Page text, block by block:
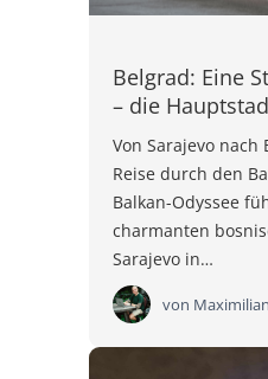
Belgrad: Eine
– die
Von Sarajevo nach
Reise durch den
Balkan-Odyssee
charmanten
Sarajevo in…
von Maximilian